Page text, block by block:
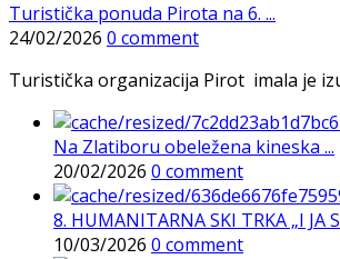
Turistička ponuda Pirota na 6. ...
24/02/2026 0 comment
Turistička organizacija Pirot imala je
Na Zlatiboru obeležena kineska ...
20/02/2026 0 comment
8. HUMANITARNA SKI TRKA „I JA
10/03/2026 0 comment